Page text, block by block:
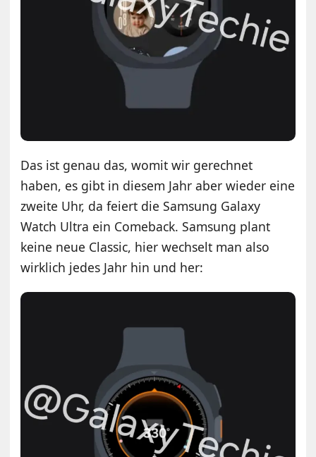
Das ist genau das, womit wir gerechnet
haben, es gibt in diesem Jahr aber wieder eine
zweite Uhr, da feiert die Samsung Galaxy
Watch Ultra ein Comeback. Samsung plant
keine neue Classic, hier wechselt man also
wirklich jedes Jahr hin und her: